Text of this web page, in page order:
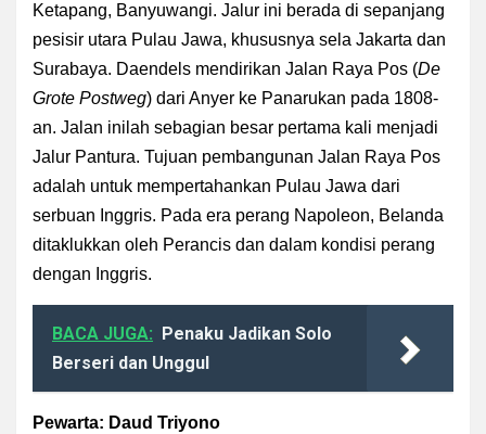
Ketapang, Banyuwangi. Jalur ini berada di sepanjang
pesisir utara Pulau Jawa, khususnya sela Jakarta dan
Surabaya. Daendels mendirikan Jalan Raya Pos (De
Grote Postweg) dari Anyer ke Panarukan pada 1808-
an. Jalan inilah sebagian besar pertama kali menjadi
Jalur Pantura. Tujuan pembangunan Jalan Raya Pos
adalah untuk mempertahankan Pulau Jawa dari
serbuan Inggris. Pada era perang Napoleon, Belanda
ditaklukkan oleh Perancis dan dalam kondisi perang
dengan Inggris.
BACA JUGA:
Penaku Jadikan Solo
Berseri dan Unggul
Pewarta: Daud Triyono